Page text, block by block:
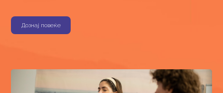
Дознај повеќе